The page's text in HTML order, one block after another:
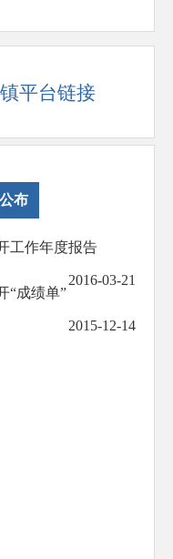
平台链接
布
工作年度报告
2016-03-21
“成绩单”
2015-12-14